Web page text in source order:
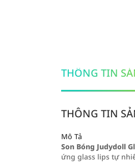
THÔNG TIN
THÔNG TIN
Mô Tả
Son Bóng Judydoll
ứng glass lips tự